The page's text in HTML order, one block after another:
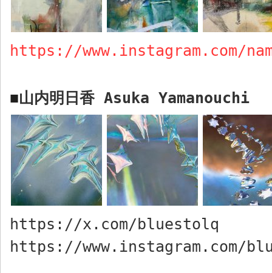
https://www.instagram.com/
■山内明日香 Asuka Yamanouchi
https://x.com/bluestolq
https://www.instagram.com/